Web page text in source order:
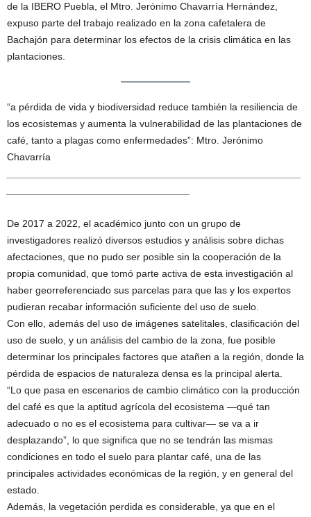
de la IBERO Puebla, el Mtro. Jerónimo Chavarría Hernández,
expuso parte del trabajo realizado en la zona cafetalera de
Bachajón para determinar los efectos de la crisis climática en las
plantaciones.
“a pérdida de vida y biodiversidad reduce también la resiliencia de
los ecosistemas y aumenta la vulnerabilidad de las plantaciones de
café, tanto a plagas como enfermedades”: Mtro. Jerónimo
Chavarría
De 2017 a 2022, el académico junto con un grupo de
investigadores realizó diversos estudios y análisis sobre dichas
afectaciones, que no pudo ser posible sin la cooperación de la
propia comunidad, que tomó parte activa de esta investigación al
haber georreferenciado sus parcelas para que las y los expertos
pudieran recabar información suficiente del uso de suelo.
Con ello, además del uso de imágenes satelitales, clasificación del
uso de suelo, y un análisis del cambio de la zona, fue posible
determinar los principales factores que atañen a la región, donde la
pérdida de espacios de naturaleza densa es la principal alerta.
“Lo que pasa en escenarios de cambio climático con la producción
del café es que la aptitud agrícola del ecosistema —qué tan
adecuado o no es el ecosistema para cultivar— se va a ir
desplazando”, lo que significa que no se tendrán las mismas
condiciones en todo el suelo para plantar café, una de las
principales actividades económicas de la región, y en general del
estado.
Además, la vegetación perdida es considerable, ya que en el